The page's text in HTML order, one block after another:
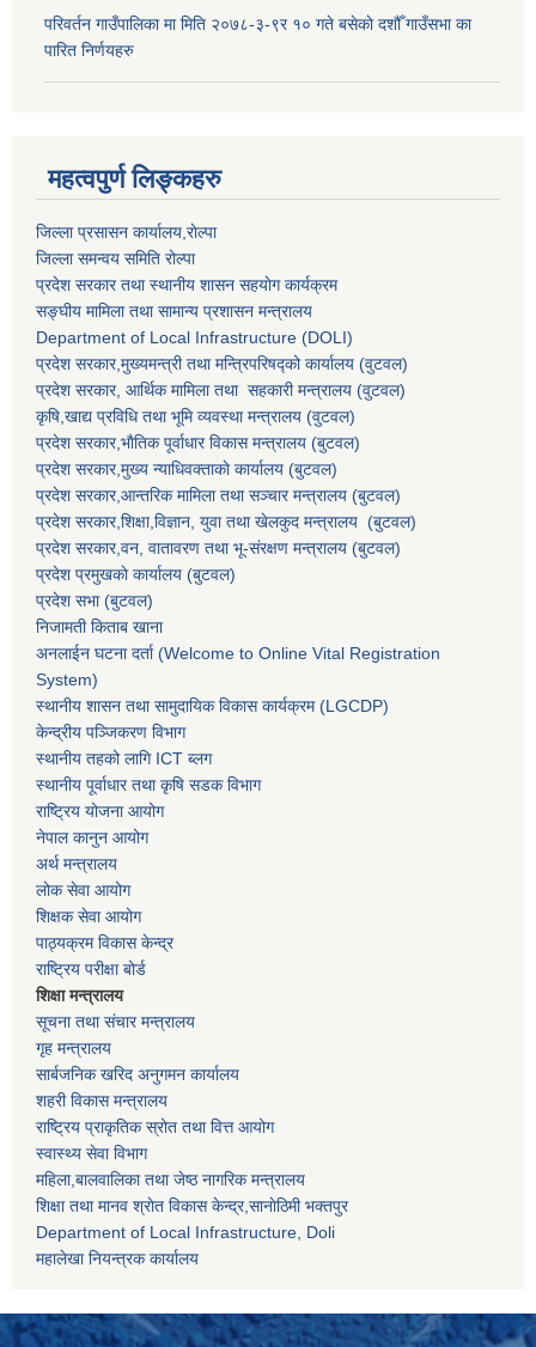
परिवर्तन गाउँपालिका मा मिति २०७८-३-९र १० गते बसेकाे दशौँ गाउँसभा का
पारित निर्णयहरु
महत्वपुर्ण लिङ्कहरु
जिल्ला प्रसासन कार्यालय,राेल्पा
जिल्ला समन्वय समिति रोल्पा
प्रदेश सरकार तथा स्थानीय शासन सहयाेग कार्यक्रम
सङ्‍घीय मामिला तथा सामान्य प्रशासन मन्त्रालय
Department of Local Infrastructure (DOLI)
प्रदेश सरकार,मुख्यमन्त्री तथा मन्त्रिपरिषद्को कार्यालय (वुटवल)
प्रदेश सरकार, आर्थिक मामिला तथा सहकारी मन्त्रालय (वुटवल)
कृषि,खाद्य प्रविधि तथा भूमि व्यवस्था मन्त्रालय (वुटवल)
प्रदेश सरकार,भाैतिक पूर्वाधार विकास मन्त्रालय (बुटवल)
प्रदेश सरकार,मुख्य न्याधिवक्ताकाे कार्यालय (बुटवल)
प्रदेश सरकार,आन्तरिक मामिला तथा सञ्चार मन्त्रालय (बुटवल)
प्रदेश सरकार,शिक्षा,विज्ञान, युवा तथा खेलकुद मन्त्रालय (बुटवल)
प्रदेश सरकार,वन, वातावरण तथा भू-संरक्षण मन्त्रालय (बुटवल)
प्रदेश प्रमुखकाे कार्यालय (बुटवल)
प्रदेश सभा (बुटवल)
निजामती किताब खाना
अनलाईन घटना दर्ता (Welcome to Online Vital Registration
System)
स्थानीय शासन तथा सामुदायिक विकास कार्यक्रम (LGCDP)
केन्द्रीय पञ्जिकरण विभाग
स्थानीय तहको लागि ICT ब्लग
स्थानीय पूर्वाधार तथा कृषि सडक विभाग
राष्ट्रिय योजना आयोग
नेपाल कानुन आयोग
अर्थ मन्त्रालय
लोक सेवा आयोग
शिक्षक सेवा आयोग
पाठ्यक्रम विकास केन्द्र
राष्ट्रिय परीक्षा बोर्ड
शिक्षा मन्त्रालय
सूचना तथा संचार मन्त्रालय
गृह मन्त्रालय
सार्बजनिक खरिद अनुगमन कार्यालय
शहरी विकास मन्त्रालय
राष्ट्रिय प्राकृतिक स्रोत तथा वित्त आयोग
स्वास्थ्य सेवा विभाग
महिला,बालवालिका तथा जेष्ठ नागरिक मन्त्रालय
शिक्षा तथा मानव श्राेत विकास केन्द्र,सानाेठिमी भक्तपुर
Department of Local Infrastructure, Doli
महालेखा नियन्त्रक कार्यालय